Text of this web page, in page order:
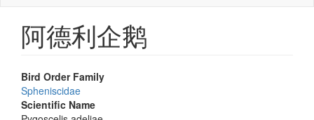
阿德利企鹅
Bird Order Family
Spheniscidae
Scientific Name